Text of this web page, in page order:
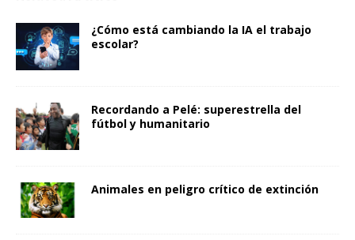
¿Cómo está cambiando la IA el trabajo
escolar?
Recordando a Pelé: superestrella del
fútbol y humanitario
Animales en peligro crítico de extinción